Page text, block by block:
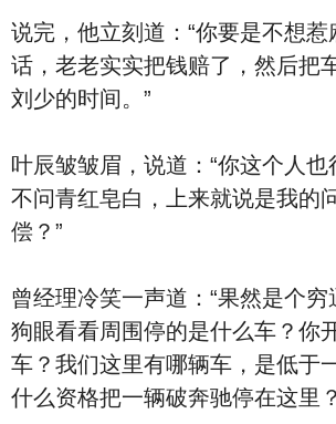
说完，他立刻道：“你要是不想
话，老老实实把钱赔了，然后把
刘少的时间。”
叶辰皱皱眉，说道：“你这个人
不问青红皂白，上来就说是我的
偿？”
曾经理冷笑一声道：“果然是个
狗眼看看周围停的是什么车？你
车？我们这里有哪辆车，是低于
什么资格把一辆破奔驰停在这里